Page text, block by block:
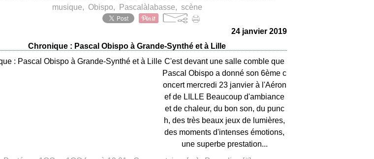
musique, Obispo, Pascalàlabasse, scène
24 janvier 2019
Chronique : Pascal Obispo à Grande-Synthé et à Lille
C'est devant une salle comble que
Pascal Obispo a donné son 6ème c
oncert mercredi 23 janvier à l'Aéron
ef de LILLE Beaucoup d'ambiance
et de chaleur, du bon son, du punc
h, des très beaux jeux de lumières,
des moments d'intenses émotions,
une superbe prestation...